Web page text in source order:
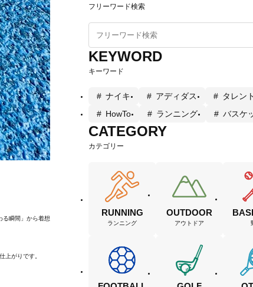
る瞬間」から着想
上がりです。
フリーワード検索
KEYWORD
キーワード
ナイキ アディダス
タレン
HowTo
ランニング バスケ
CATEGORY
カテゴリー
RUNNING
ランニング
OUTDOOR
アウトドア